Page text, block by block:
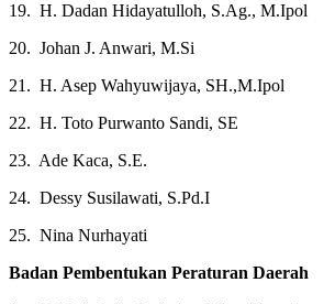
19. H. Dadan Hidayatulloh, S.Ag., M.Ipol
20. Johan J. Anwari, M.Si
21. H. Asep Wahyuwijaya, SH.,M.Ipol
22. H. Toto Purwanto Sandi, SE
23. Ade Kaca, S.E.
24. Dessy Susilawati, S.Pd.I
25. Nina Nurhayati
Badan Pembentukan Peraturan Daerah